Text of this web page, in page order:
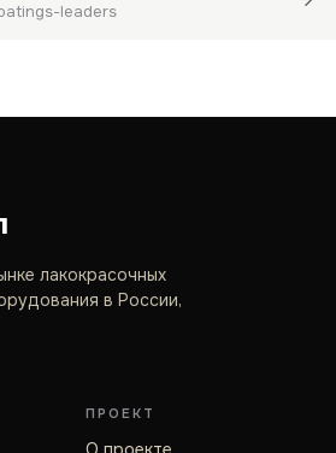
leaders
лакокрасочных
в России,
ПРОЕКТ